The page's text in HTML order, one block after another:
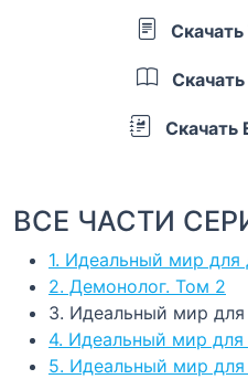
Скачать
Скачать
Скачать
ВСЕ ЧАСТИ
1. Идеальный мир для
2. Демонолог. Том 2
3. Идеальный мир
4. Идеальный мир
5. Идеальный мир